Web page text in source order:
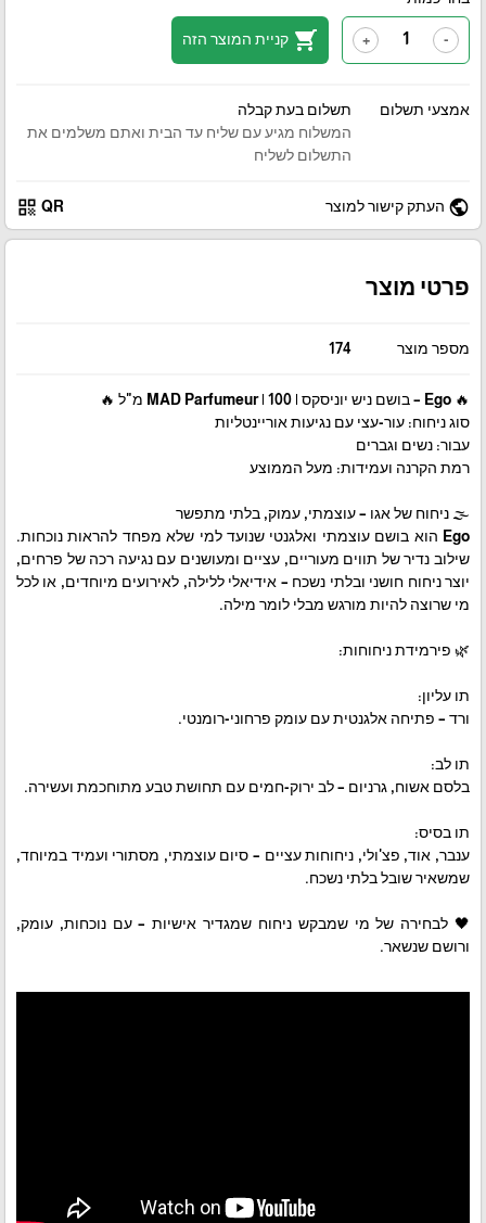
-
+
shopping_cart קניית המוצר הזה
אמצעי תשלום
תשלום בעת קבלה
המשלוח מגיע עם שליח עד הבית ואתם משלמים את
התשלום לשליח
public העתק קישור למוצר QR
qr_code
פרטי מוצר
מספר מוצר 174
🔥 Ego – בושם ניש יוניסקס | MAD Parfumeur | 100 מ"ל 🔥
סוג ניחוח: עור-עצי עם נגיעות אוריינטליות
עבור: נשים וגברים
רמת הקרנה ועמידות: מעל הממוצע
🌫️ ניחוח של אגו – עוצמתי, עמוק, בלתי מתפשר
Ego הוא בושם עוצמתי ואלגנטי שנועד למי שלא מפחד להראות נוכחות.
שילוב נדיר של תווים מעוריים, עציים ומעושנים עם נגיעה רכה של פרחים,
יוצר ניחוח חושני ובלתי נשכח – אידיאלי ללילה, לאירועים מיוחדים, או לכל
מי שרוצה להיות מורגש מבלי לומר מילה.
🌿 פירמידת ניחוחות:
תו עליון:
ורד – פתיחה אלגנטית עם עומק פרחוני-רומנטי.
תו לב:
בלסם אשוח, גרניום – לב ירוק-חמים עם תחושת טבע מתוחכמת ועשירה.
תו בסיס:
ענבר, אוד, פצ'ולי, ניחוחות עציים – סיום עוצמתי, מסתורי ועמיד במיוחד,
שמשאיר שובל בלתי נשכח.
🖤 לבחירה של מי שמבקש ניחוח שמגדיר אישיות – עם נוכחות, עומק,
ורושם שנשאר.